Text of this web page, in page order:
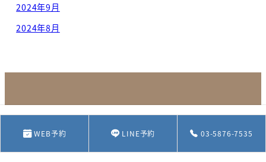
2024年9月
2024年8月
WEB予約 LINE予約 03-5876-7535